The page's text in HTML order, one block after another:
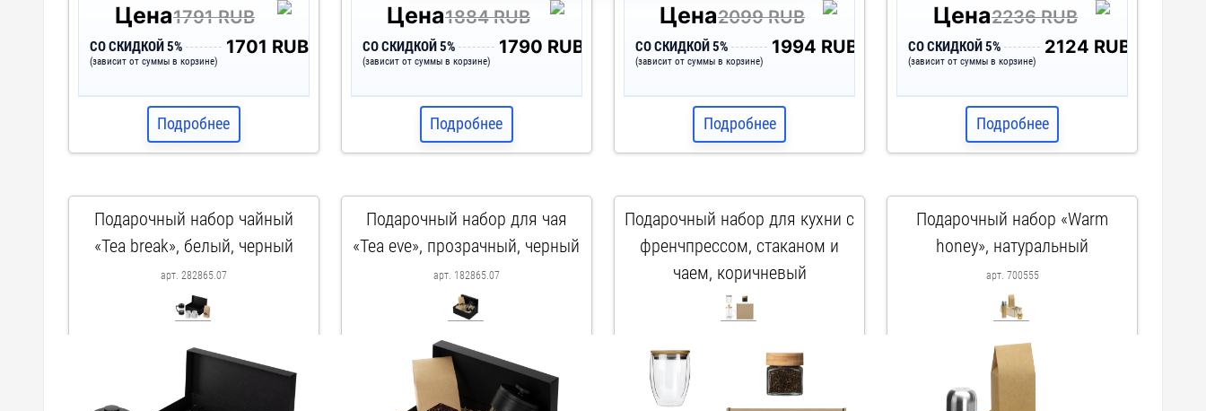
Цена1791 RUB
СО СКИДКОЙ 5%
(зависит от суммы в корзине)
1701 RUB
Подробнее
Цена1884 RUB
СО СКИДКОЙ 5%
(зависит от суммы в корзине)
1790 RUB
Подробнее
Цена2099 RUB
СО СКИДКОЙ 5%
(зависит от суммы в корзине)
1994 RUB
Подробнее
Цена2236 RUB
СО СКИДКОЙ 5%
(зависит от суммы в корзине)
2124 RUB
Подробнее
Подарочный набор чайный
«Tea break», белый, черный
арт. 282865.07
Подарочный набор для чая
«Tea eve», прозрачный, черный
арт. 182865.07
Подарочный набор для кухни с
френчпрессом, стаканом и
чаем, коричневый
арт. 350073
Подарочный набор «Warm
honey», натуральный
арт. 700555